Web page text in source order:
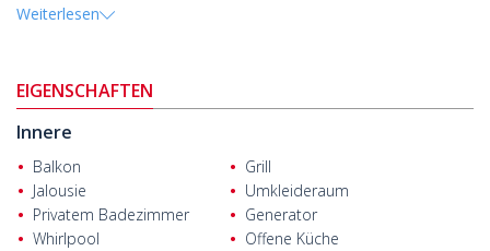
Das Projekt erstreckt sich über ein 1.995 m² großes Grundstück
Swimmingpool, ein Kinderbecken, einen Garten, einen Grillplatz
und eine Tiefgarage. Sie sind außerdem mit
Überwachungskameras, einem Smart-Home-System, einer
ferngesteuerten Jalousien ausgestattet.
Weiterlesen
EIGENSCHAFTEN
Innere
Balkon
Grill
Jalousie
Umkleideraum
Privatem Badezimmer
Generator
Whirlpool
Offene Küche